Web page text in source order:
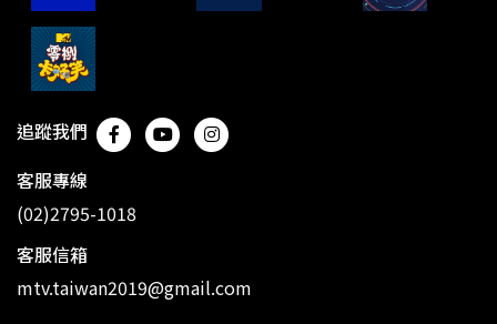
追蹤我們
客服專線
(02)2795-1018
客服信箱
mtv.taiwan2019@gmail.com